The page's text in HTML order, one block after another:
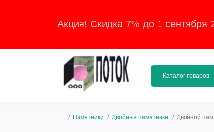
Акция! Скидка 7% до 1 сентября
Каталог товаров
Памятники Двойные памятники Двойной